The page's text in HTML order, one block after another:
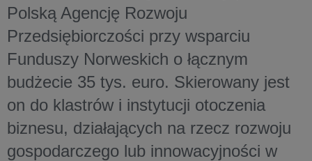
Polską Agencję Rozwoju
Przedsiębiorczości przy wsparciu
Funduszy Norweskich o łącznym
budżecie 35 tys. euro. Skierowany jest
on do klastrów i instytucji otoczenia
biznesu, działających na rzecz rozwoju
gospodarczego lub innowacyjności w